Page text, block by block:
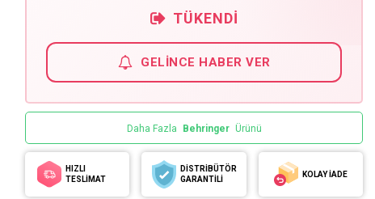
TÜKENDI
GELINCE HABER VER
Daha Fazla Behringer Ürünü
HIZLI
TESLİMAT
DİSTRİBÜTÖR
GARANTİLİ
KOLAY İADE